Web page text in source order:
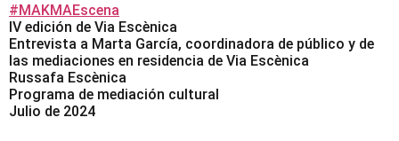
#MAKMAEscena
IV edición de Via Escènica
Entrevista a Marta García, coordinadora de público y de
las mediaciones en residencia de Via Escènica
Russafa Escènica
Programa de mediación cultural
Julio de 2024